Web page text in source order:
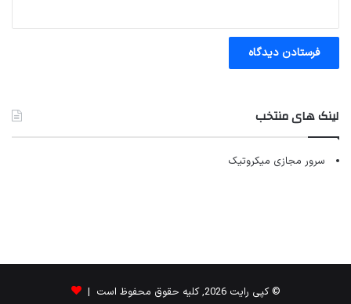
لینک های منتخب
سرور مجازی میکروتیک
© کپی رایت 2026, کلیه حقوق محفوظ است |